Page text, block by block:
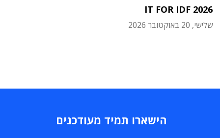
IT FOR IDF 2026
שלישי, 20 באוקטובר 2026
הישארו תמיד מעודכנים